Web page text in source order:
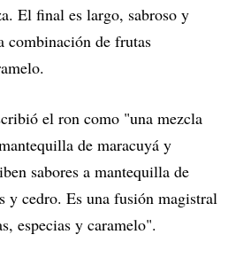
El final es largo, sabroso y
combinación de frutas
el ron como "una mezcla
de maracuyá y
sabores a mantequilla de
y cedro. Es una fusión magistral
especias y caramelo".